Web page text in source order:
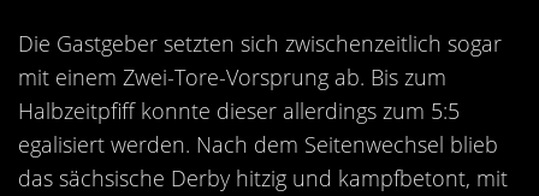
Die Gastgeber setzten sich zwischenzeitlich sogar
mit einem Zwei-Tore-Vorsprung ab. Bis zum
Halbzeitpfiff konnte dieser allerdings zum 5:5
egalisiert werden. Nach dem Seitenwechsel blieb
das sächsische Derby hitzig und kampfbetont, mit